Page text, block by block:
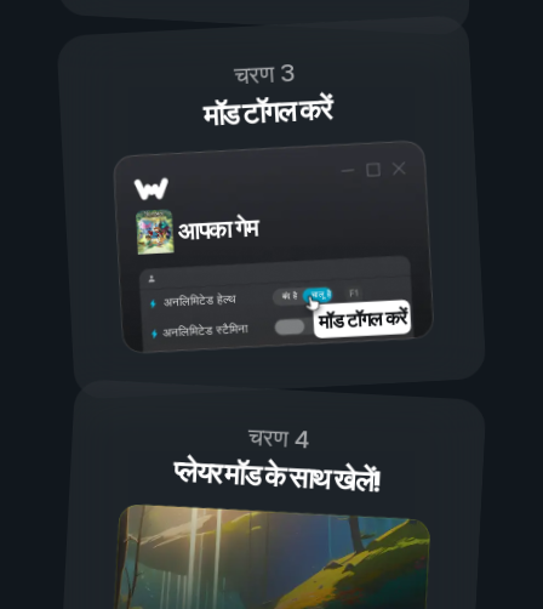
चरण 3
मॉड टॉगल करें
आपका गेम
चालू है
बंद है
अनलिमिटेड हेल्थ
अनलिमिटेड स्टैमिना मॉड टॉगल करें
चरण 4
प्लेयर मॉड के साथ खेलें!